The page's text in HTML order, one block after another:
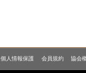
個人情報保護 会員規約 協会